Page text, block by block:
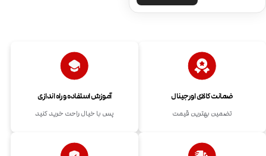
ضمانت کالای اورجینال
تضمین بهترین قیمت
آموزش استفاده و راه اندازی
پس با خیال راحت خرید کنید